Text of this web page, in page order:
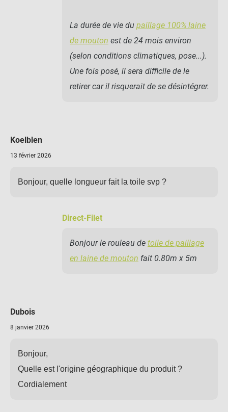
La durée de vie du paillage 100% laine
de mouton est de 24 mois environ
(selon conditions climatiques, pose...).
Une fois posé, il sera difficile de le
retirer car il risquerait de se désintégrer.
Koelblen
13 février 2026
Bonjour, quelle longueur fait la toile svp ?
Direct-Filet
Bonjour le rouleau de toile de paillage
en laine de mouton fait 0.80m x 5m
Dubois
8 janvier 2026
Bonjour,
Quelle est l'origine géographique du produit ?
Cordialement